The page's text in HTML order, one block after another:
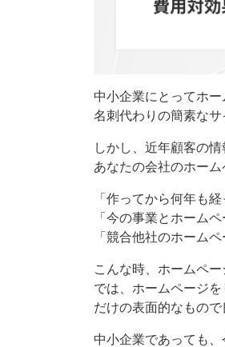
中小企業にとってホ
名刺代わりの簡素なサ
しかし、近年顧客の
あなたの会社のホー
「作ってから何年も経
「今の事業とホーム
「競合他社のホーム
こんな時、ホームペ
では、ホームページ
だけの表面的なもの
中小企業であっても